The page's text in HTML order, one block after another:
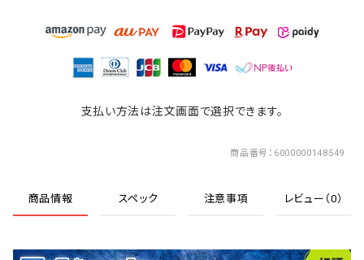
支払い方法は注文画面で選択できます。
商品番号 6000000148549
商品情報 スペック 注意事項 レビュー（0）